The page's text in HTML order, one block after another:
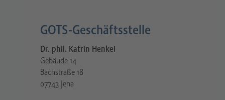
GOTS-Geschäftsstelle
Dr. phil. Katrin Henkel
Gebäude 14
Bachstraße 18
07743 Jena